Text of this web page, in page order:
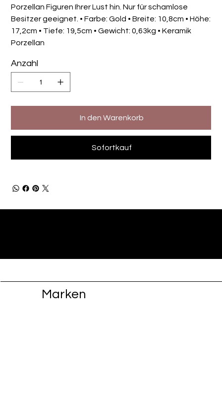
Porzellan Figuren Ihrer Lust hin. Nur für schamlose
Besitzer geeignet. • Farbe: Gold • Breite: 10,8cm • Höhe:
17,2cm • Tiefe: 19,5cm • Gewicht: 0,63kg • Keramik
Porzellan
Anzahl
In den Warenkorb
Sofortkauf
Marken